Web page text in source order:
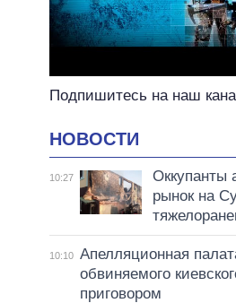
Подпишитесь на наш
НОВОСТИ
10:27
Оккупанты
рынок на
10:10 Апелляционная
обвиняемого
приговором